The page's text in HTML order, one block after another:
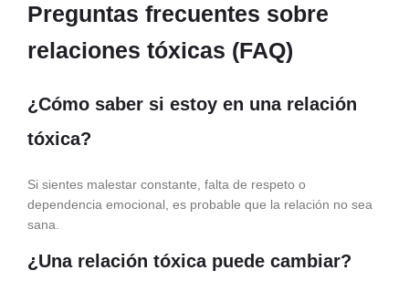
Preguntas frecuentes sobre
relaciones tóxicas (FAQ)
¿Cómo saber si estoy en una relación
tóxica?
Si sientes malestar constante, falta de respeto o
dependencia emocional, es probable que la relación no sea
sana.
¿Una relación tóxica puede cambiar?